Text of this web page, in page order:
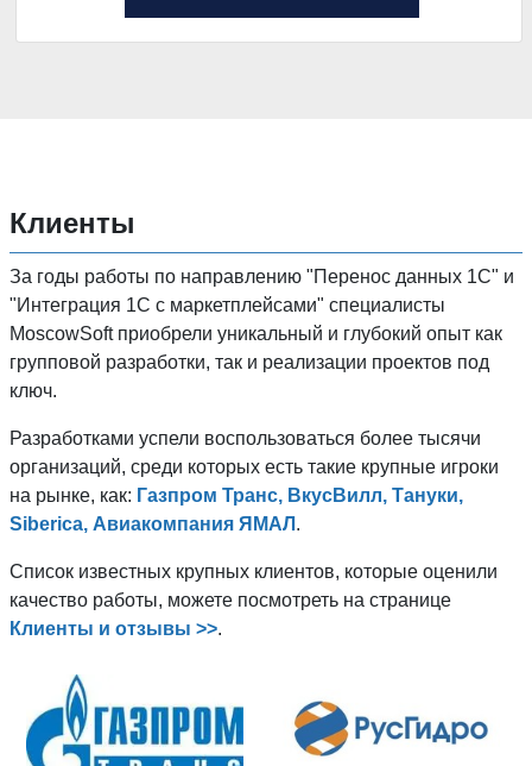
Клиенты
За годы работы по направлению "Перенос данных 1C" и
"Интеграция 1С с маркетплейсами" специалисты
MoscowSoft приобрели уникальный и глубокий опыт как
групповой разработки, так и реализации проектов под
ключ.
Разработками успели воспользоваться более тысячи
организаций, среди которых есть такие крупные игроки
на рынке, как: Газпром Транс, ВкусВилл, Тануки,
Siberica, Авиакомпания ЯМАЛ .
Список известных крупных клиентов, которые оценили
качество работы, можете посмотреть на странице
Клиенты и отзывы >>.